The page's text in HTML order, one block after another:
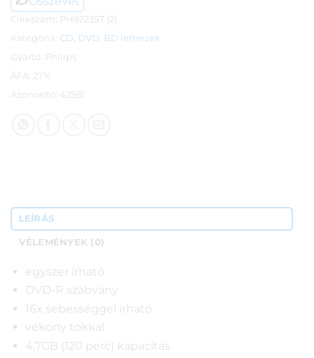
Cikkszám: PH922357 (2)
Kategória: CD, DVD, BD lemezek
Gyártó: Philips
ÁFA: 27%
Azonosító: 42581
LEÍRÁS
VÉLEMÉNYEK (0)
egyszer írható
DVD-R szabvány
16x sebességgel írható
vékony tokkal
4,7GB (120 perc) kapacitás